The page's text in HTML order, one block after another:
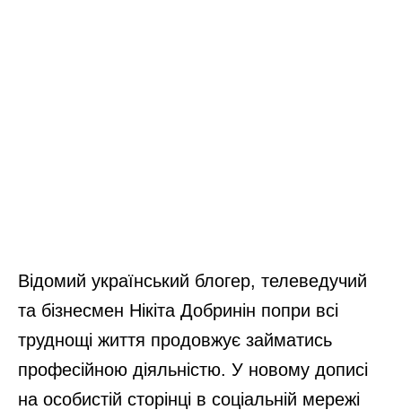
Відомий український блогер, телеведучий
та бізнесмен Нікіта Добринін попри всі
труднощі життя продовжує займатись
професійною діяльністю. У новому дописі
на особистій сторінці в соціальній мережі